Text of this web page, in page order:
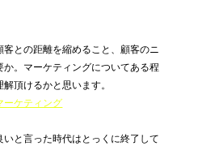
との距離を縮めること、顧客のニ
。マーケティングについてある程
頂けるかと思います。
ーケティング
と言った時代はとっくに終了して